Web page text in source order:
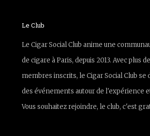
Le Club
Le Cigar Social Club anime une
de cigare à Paris, depuis 2013. Avec plus
membres inscrits, le Cigar Social Club se
des événements autour de l'expérience
Vous souhaitez rejoindre, le club, c'est